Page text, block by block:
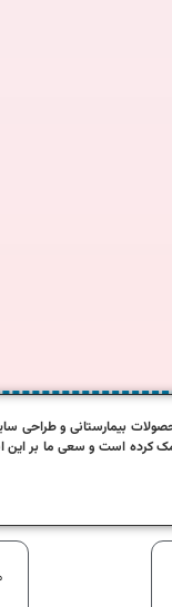
کرده است و سعی ما بر